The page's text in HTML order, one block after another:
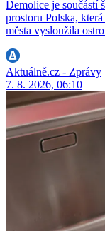
Demolice je součástí
prostoru Polska,
města vysloužila
Aktuálně.cz - Zprávy
7. 8. 2026, 06:10